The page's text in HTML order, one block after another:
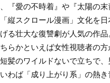
『愛の不時着』や『太陽の
縦スクロール漫画」文化を
る壮大な復讐劇が人気の作
らかといえば女性視聴者の
髪のワイルドないで立ちで
わば「成り上がり系」の熱